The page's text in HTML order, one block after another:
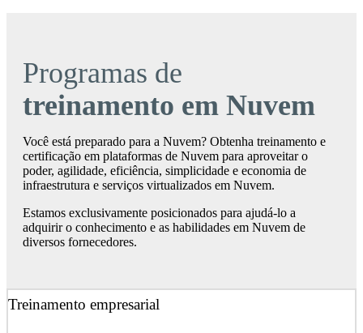
Programas de
treinamento em Nuvem
Você está preparado para a Nuvem? Obtenha treinamento e
certificação em plataformas de Nuvem para aproveitar o
poder, agilidade, eficiência, simplicidade e economia de
infraestrutura e serviços virtualizados em Nuvem.
Estamos exclusivamente posicionados para ajudá-lo a
adquirir o conhecimento e as habilidades em Nuvem de
diversos fornecedores.
Treinamento empresarial